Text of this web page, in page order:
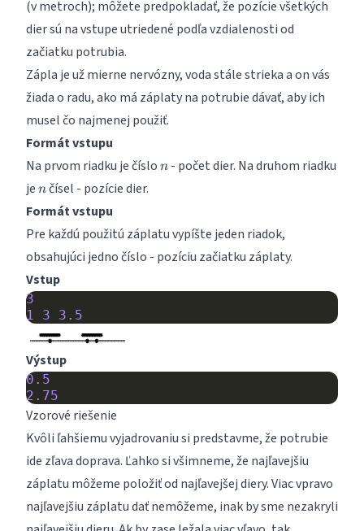
(v metroch); môžete predpokladať, že pozície všetkých
dier sú na vstupe utriedené podľa vzdialenosti od
začiatku potrubia.
Zápla je už mierne nervózny, voda stále strieka a on vás
žiada o radu, ako má záplaty na potrubie dávať, aby ich
musel čo najmenej použiť.
Formát vstupu
Na prvom riadku je číslo n
n - počet dier. Na druhom riadku
je n
nčísel - pozície dier.
Formát vstupu
Pre každú použitú záplatu vypíšte jeden riadok,
obsahujúci jedno číslo - pozíciu začiatku záplaty.
Vstup
3
1
3 3.5
Výstup
0.5
2.75
Vzorové riešenie
Kvôli ľahšiemu vyjadrovaniu si predstavme, že potrubie
ide zľava doprava. Ľahko si všimneme, že najľavejšiu
záplatu môžeme položiť od najľavejšej diery. Viac vpravo
najľavejšiu záplatu dať nemôžeme, inak by sme nezakryli